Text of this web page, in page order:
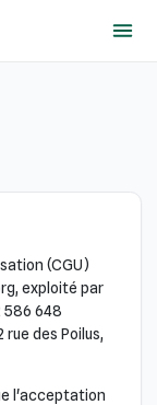
(CGU)
exploité par
586 648
des Poilus,
l'acceptation